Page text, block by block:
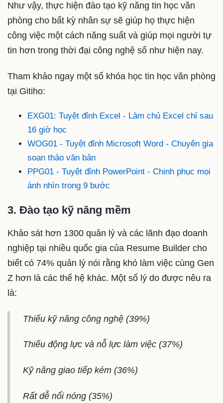
Như vậy, thực hiện đào tạo kỹ năng tin học văn
phòng cho bất kỳ nhân sự sẽ giúp họ thực hiện
công việc một cách năng suất và giúp mọi người tự
tin hơn trong thời đại công nghệ số như hiện nay.
Tham khảo ngay một số khóa học tin học văn phòng
tại Gitiho:
EXG01: Tuyệt đỉnh Excel - Làm chủ Excel chỉ sau
16 giờ học
WOG01 - Tuyệt đỉnh Microsoft Word - Chuyên gia
soạn thảo văn bản
PPG01 - Tuyệt đỉnh PowerPoint - Chinh phục mọi
ánh nhìn trong 9 bước
3. Đào tạo kỹ năng mềm
Khảo sát hơn 1300 quản lý và các lãnh đạo doanh
nghiệp tại nhiều quốc gia của Resume Builder cho
biết có 74% quản lý nói rằng khó làm việc cùng Gen
Z hơn là các thế hệ khác. Một số lý do được nêu ra
là:
Thiếu kỹ năng công nghệ (39%)
Thiếu động lực và nỗ lực làm việc (37%)
Kỹ năng giao tiếp kém (36%)
Rất dễ nổi nóng (35%)